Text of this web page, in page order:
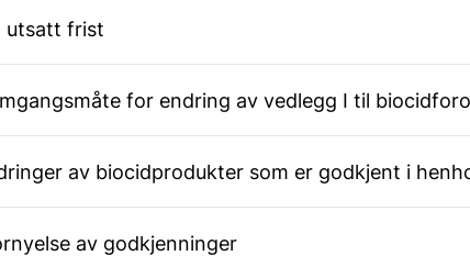
utsatt frist
for endring av vedlegg I til
av biocidprodukter som er godkjent i
av godkjenninger